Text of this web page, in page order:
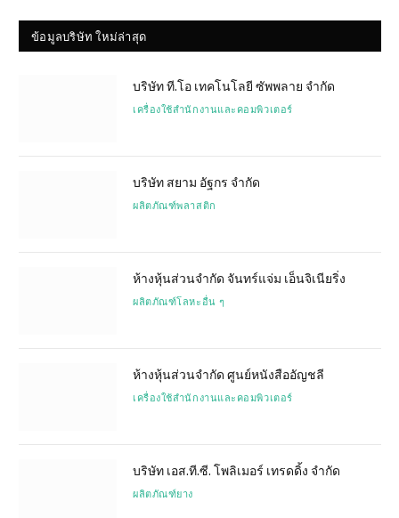
ข้อมูลบริษัท ใหม่ล่าสุด
บริษัท ที.โอ เทคโนโลยี ซัพพลาย จำกัด
เครื่องใช้สำนักงานและคอมพิวเตอร์
บริษัท สยาม อัฐกร จำกัด
ผลิตภัณฑ์พลาสติก
ห้างหุ้นส่วนจำกัด จันทร์แจ่ม เอ็นจิเนียริ่ง
ผลิตภัณฑ์โลหะอื่น ๆ
ห้างหุ้นส่วนจำกัด ศูนย์หนังสืออัญชลี
เครื่องใช้สำนักงานและคอมพิวเตอร์
บริษัท เอส.ที.ซี. โพลิเมอร์ เทรดดิ้ง จำกัด
ผลิตภัณฑ์ยาง